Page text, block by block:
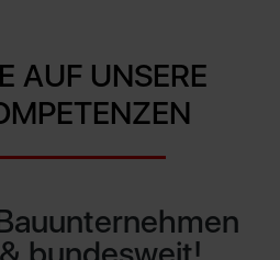
AUF UNSERE